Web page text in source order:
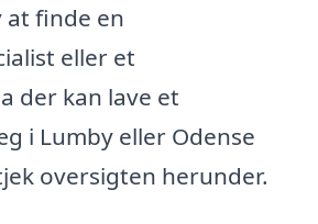
at finde en
eller et
der kan lave et
i Lumby eller Odense
oversigten herunder.